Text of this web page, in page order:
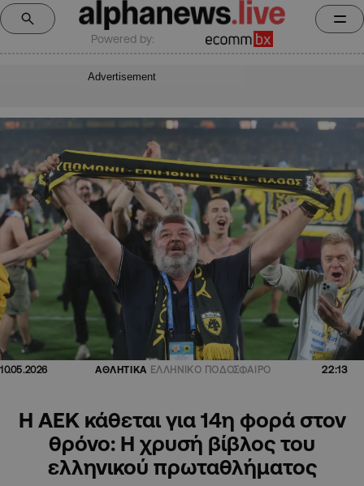
Powered by:
Advertisement
10.05.2026 ΑΘΛΗΤΙΚΑ ΕΛΛΗΝΙΚΟ ΠΟΔΟΣΦΑΙΡΟ 22:13
Η ΑΕΚ κάθεται για 14η φορά στον
θρόνο: Η χρυσή βίβλος του
ελληνικού πρωταθλήματος